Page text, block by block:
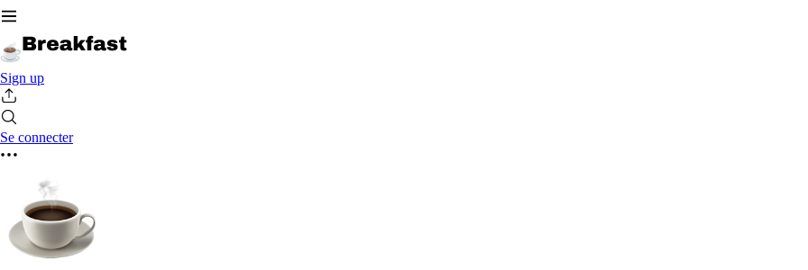
Sign up
Se connecter